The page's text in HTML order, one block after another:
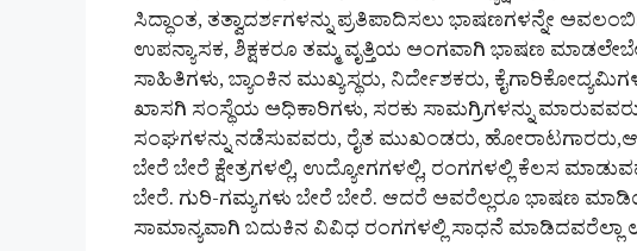
ಸಿದ್ಧಾಂತ, ತತ್ವಾದರ್ಶಗಳನ್ನು ಪ್ರತಿಪಾದಿಸಲು ಭಾಷಣಗಳನ್ನೇ
ಉಪನ್ಯಾಸಕ, ಶಿಕ್ಷಕರೂ ತಮ್ಮ ವೃತ್ತಿಯ ಅಂಗವಾಗಿ ಭಾಷಣ
ಸಾಹಿತಿಗಳು, ಬ್ಯಾಂಕಿನ ಮುಖ್ಯಸ್ಥರು, ನಿರ್ದೇಶಕರು,
ಖಾಸಗಿ ಸಂಸ್ಥೆಯ ಅಧಿಕಾರಿಗಳು, ಸರಕು ಸಾಮಗ್ರಿಗಳನ್ನು
ಸಂಘಗಳನ್ನು ನಡೆಸುವವರು, ರೈತ ಮುಖಂಡರು,
ಬೇರೆ ಬೇರೆ ಕ್ಷೇತ್ರಗಳಲ್ಲಿ, ಉದ್ಯೋಗಗಳಲ್ಲಿ, ರಂಗಗಳಲ್ಲಿ ಕೆಲಸ
ಬೇರೆ. ಗುರಿ-ಗಮ್ಯಗಳು ಬೇರೆ ಬೇರೆ. ಆದರೆ ಅವರೆಲ್ಲರೂ ಭಾಷಣ
ಸಾಮಾನ್ಯವಾಗಿ ಬದುಕಿನ ವಿವಿಧ ರಂಗಗಳಲ್ಲಿ ಸಾಧನೆ ಮಾಡಿದವರೆಲ್ಲಾ